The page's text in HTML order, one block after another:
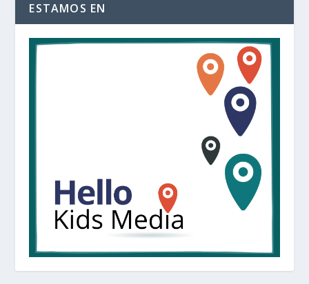
ESTAMOS EN